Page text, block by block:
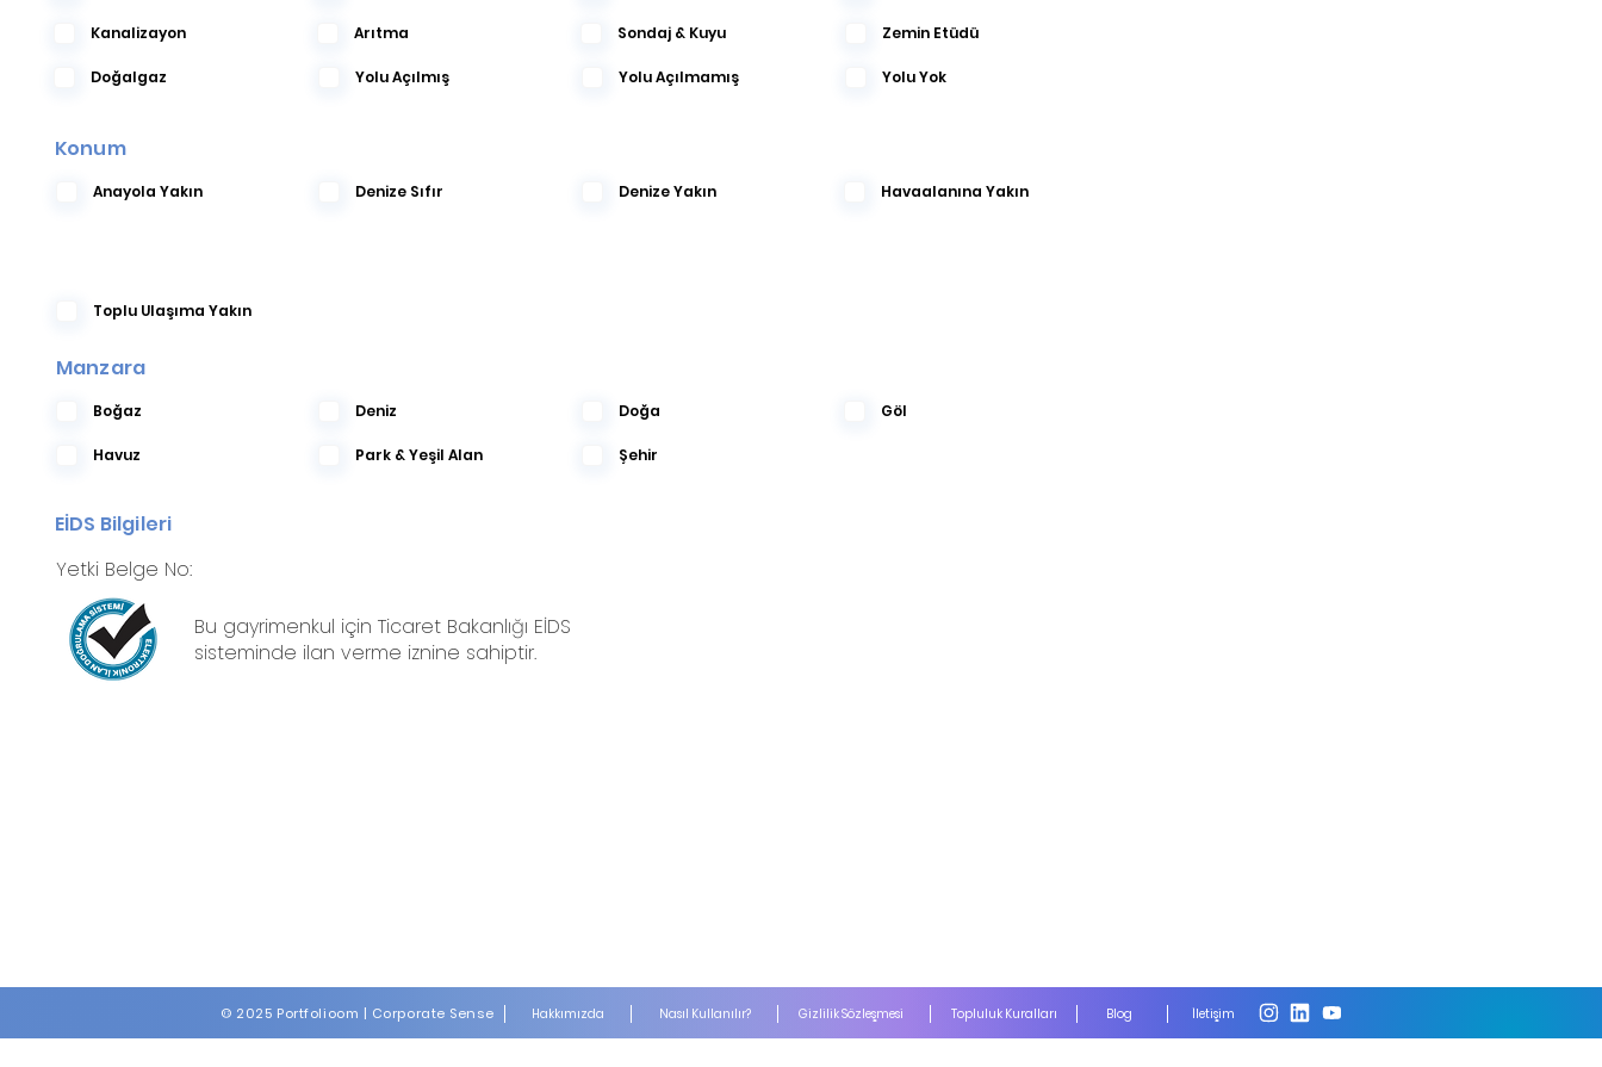
Kanalizayon Arıtma Sondaj & Kuyu Zemin Etüdü
Doğalgaz Yolu Açılmış Yolu Açılmamış Yolu Yok
Konum
Denize Sıfır
Anayola Yakın Denize Yakın Havaalanına Yakın
Toplu Ulaşıma Yakın
Manzara
Deniz
Boğaz Doğa Göl
Park & Yeşil Alan
Havuz Şehir
EİDS Bilgileri
Yetki Belge No:
Bu gayrimenkul için Ticaret Bakanlığı EİDS
sisteminde ilan verme iznine sahiptir.
© 2025 Portfolioom | Corporate Sense Hakkımızda Nasıl Kullanılır? Gizlilik Sözleşmesi Topluluk Kuralları Blog İletişim